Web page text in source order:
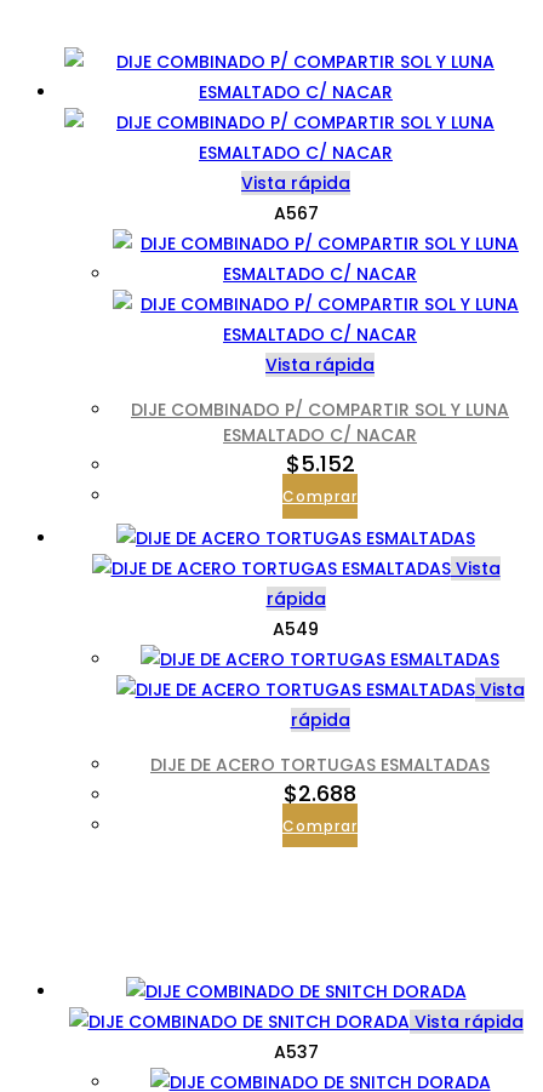
Vista rápida
A567
Vista rápida
DIJE COMBINADO P/ COMPARTIR SOL Y LUNA
ESMALTADO C/ NACAR
$5.152
Comprar
Vista
rápida
A549
Vista
rápida
DIJE DE ACERO TORTUGAS ESMALTADAS
$2.688
Comprar
Vista rápida
A537